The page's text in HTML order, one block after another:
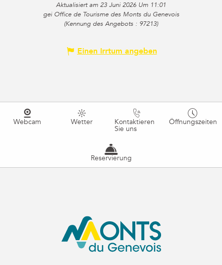
Aktualisiert am 23 Juni 2026 Um 11:01
gei Office de Tourisme des Monts du Genevois
(Kennung des Angebots : 97213)
Einen Irrtum angeben
Webcam Wetter Kontaktieren
Sie uns
Öffnungszeiten
Reservierung